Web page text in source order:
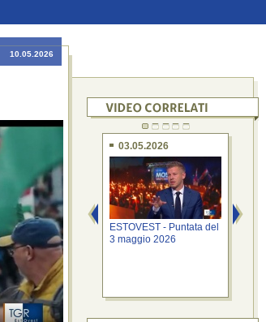
10.05.2026
03.05.2026
ESTOVEST - Puntata del
3 maggio 2026